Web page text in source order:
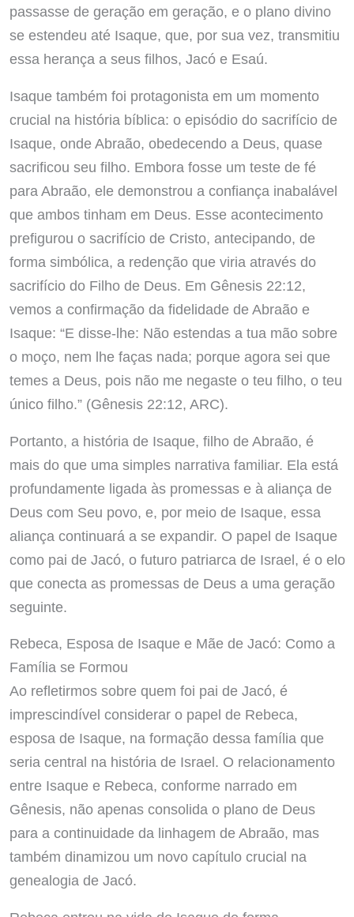
passasse de geração em geração, e o plano divino
se estendeu até Isaque, que, por sua vez, transmitiu
essa herança a seus filhos, Jacó e Esaú.
Isaque também foi protagonista em um momento
crucial na história bíblica: o episódio do sacrifício de
Isaque, onde Abraão, obedecendo a Deus, quase
sacrificou seu filho. Embora fosse um teste de fé
para Abraão, ele demonstrou a confiança inabalável
que ambos tinham em Deus. Esse acontecimento
prefigurou o sacrifício de Cristo, antecipando, de
forma simbólica, a redenção que viria através do
sacrifício do Filho de Deus. Em Gênesis 22:12,
vemos a confirmação da fidelidade de Abraão e
Isaque: “E disse-lhe: Não estendas a tua mão sobre
o moço, nem lhe faças nada; porque agora sei que
temes a Deus, pois não me negaste o teu filho, o teu
único filho.” (Gênesis 22:12, ARC).
Portanto, a história de Isaque, filho de Abraão, é
mais do que uma simples narrativa familiar. Ela está
profundamente ligada às promessas e à aliança de
Deus com Seu povo, e, por meio de Isaque, essa
aliança continuará a se expandir. O papel de Isaque
como pai de Jacó, o futuro patriarca de Israel, é o elo
que conecta as promessas de Deus a uma geração
seguinte.
Rebeca, Esposa de Isaque e Mãe de Jacó: Como a
Família se Formou
Ao refletirmos sobre quem foi pai de Jacó, é
imprescindível considerar o papel de Rebeca,
esposa de Isaque, na formação dessa família que
seria central na história de Israel. O relacionamento
entre Isaque e Rebeca, conforme narrado em
Gênesis, não apenas consolida o plano de Deus
para a continuidade da linhagem de Abraão, mas
também dinamizou um novo capítulo crucial na
genealogia de Jacó.